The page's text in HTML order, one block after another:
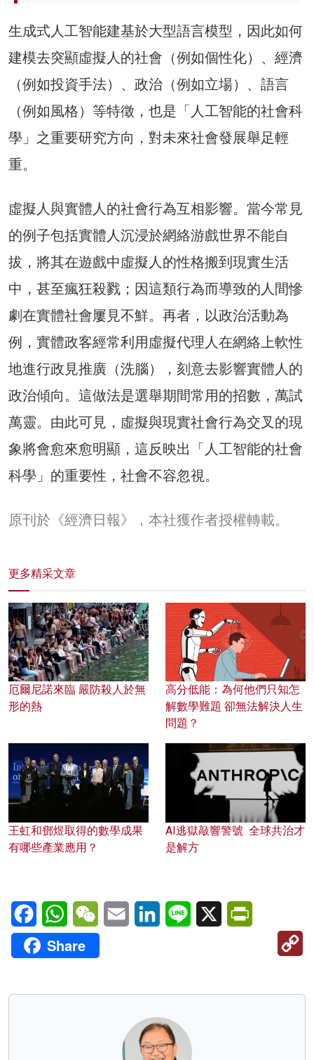
生成式人工智能建基於大型語言模型，因此如何
建模去突顯虛擬人的社會（例如個性化）、經濟
（例如投資手法）、政治（例如立場）、語言
（例如風格）等特徵，也是「人工智能的社會科
學」之重要研究方向，對未來社會發展舉足輕
重。
虛擬人與實體人的社會行為互相影響。當今常見
的例子包括實體人沉浸於網絡游戲世界不能自
拔，將其在遊戲中虛擬人的性格搬到現實生活
中，甚至瘋狂殺戮；因這類行為而導致的人間慘
劇在實體社會屢見不鮮。再者，以政治活動為
例，實體政客經常利用虛擬代理人在網絡上軟性
地進行政見推廣（洗腦），刻意去影響實體人的
政治傾向。這做法是選舉期間常用的招數，萬試
萬靈。由此可見，虛擬與現實社會行為交叉的現
象將會愈來愈明顯，這反映出「人工智能的社會
科學」的重要性，社會不容忽視。
原刊於《經濟日報》，本社獲作者授權轉載。
更多精采文章
厄爾尼諾來臨 嚴防殺人於無
形的熱
高分低能：為何他們只知怎
解數學難題 卻無法解決人生
問題？
王虹和鄧煜取得的數學成果
有哪些產業應用？
AI逃獄敲響警號 全球共治才
是解方
FacebookWhatsAppWeChatEmail LinkedInLine X
Share